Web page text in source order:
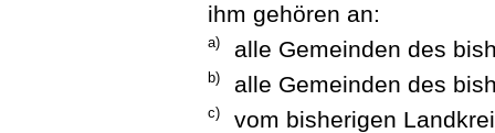
ihm gehören an:
a) alle Gemeinden des
b) alle Gemeinden des
c)
vom bisherigen